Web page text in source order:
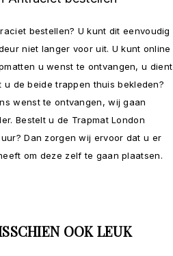
bestellen? U kunt dit eenvoudig
niet langer voor uit. U kunt online
u wenst te ontvangen, u dient
u de beide trappen thuis bekleden?
wenst te ontvangen, wij gaan
Bestelt u de Trapmat London
Dan zorgen wij ervoor dat u er
om deze zelf te gaan plaatsen.
OOK LEUK